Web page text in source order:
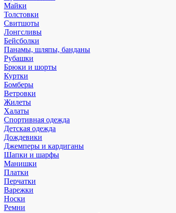
Майки
Толстовки
Свитшоты
Лонгсливы
Бейсболки
Панамы, шляпы, банданы
Рубашки
Брюки и шорты
Куртки
Бомберы
Ветровки
Жилеты
Халаты
Спортивная одежда
Детская одежда
Дождевики
Джемперы и кардиганы
Шапки и шарфы
Манишки
Платки
Перчатки
Варежки
Носки
Ремни